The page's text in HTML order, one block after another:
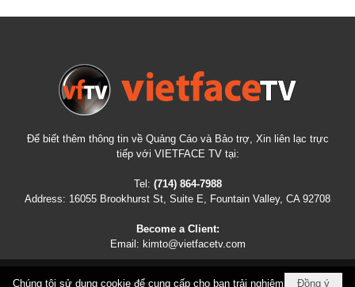
Để biết thêm thông tin về Quảng Cáo và Bảo trợ, Xin liên lạc trực
tiếp với VIETFACE TV tại:
Tel: (714) 864-7988
Address: 16055 Brookhurst St, Suite E, Fountain Valley, CA 92708
Become a Client:
Email: kimto@vietfacetv.com
Đồng ý
Chúng tôi sử dụng cookie để cung cấp cho bạn trải nghiệm